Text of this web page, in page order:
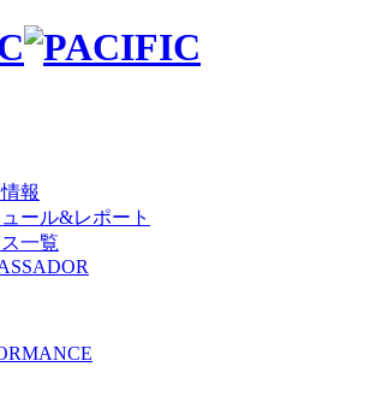
報
ール&レポート
一覧